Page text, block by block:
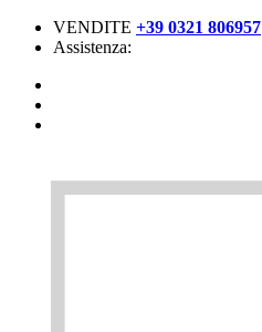
VENDITE +39 0321 806957
Assistenza: